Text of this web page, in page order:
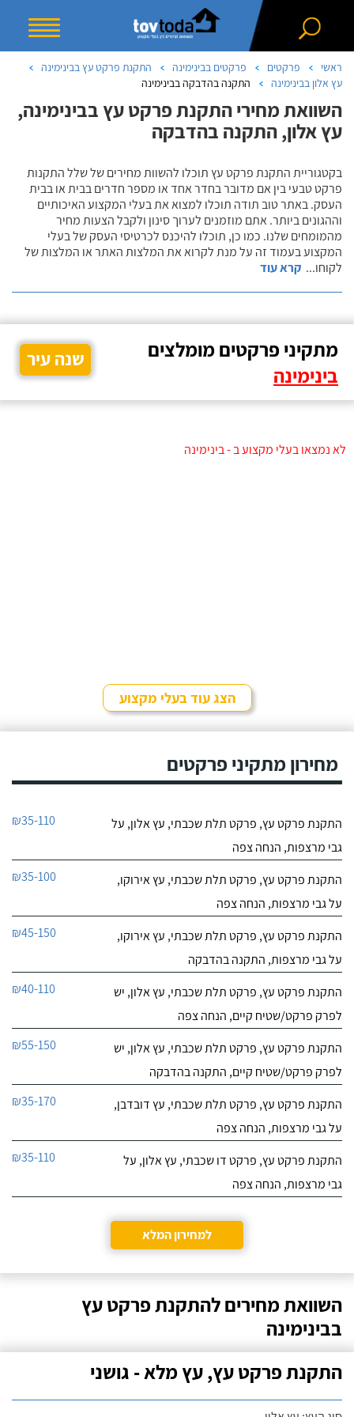
ראשי פרקטים פרקטים בבינימינה
התקנת פרקט עץ בבינימינה
עץ אלון בבינימינה
התקנה בהדבקה בבינימינה
השוואת מחירי התקנת פרקט עץ בבינימינה,
עץ אלון, התקנה בהדבקה
בקטגוריית התקנת פרקט עץ תוכלו להשוות מחירים של שלל התקנות
פרקט טבעי בין אם מדובר בחדר אחד או מספר חדרים בבית או בבית
העסק. באתר טוב תודה תוכלו למצוא את בעלי המקצוע האיכותיים
וההגונים ביותר. אתם מוזמנים לערוך סינון ולקבל הצעות מחיר
מהמומחים שלנו. כמו כן, תוכלו להיכנס לכרטיסי העסק של בעלי
המקצוע בעמוד זה על מנת לקרוא את המלצות האתר או המלצות של
לקוחו... קרא עוד
מתקיני פרקטים מומלצים
בינימינה
שנה עיר
לא נמצאו בעלי מקצוע ב - בינימינה
הצג עוד בעלי מקצוע
מחירון מתקיני פרקטים
התקנת פרקט עץ, פרקט תלת שכבתי, עץ אלון, על
גבי מרצפות, הנחה צפה
₪35-110
התקנת פרקט עץ, פרקט תלת שכבתי, עץ אירוקו,
על גבי מרצפות, הנחה צפה
₪35-100
התקנת פרקט עץ, פרקט תלת שכבתי, עץ אירוקו,
על גבי מרצפות, התקנה בהדבקה
₪45-150
התקנת פרקט עץ, פרקט תלת שכבתי, עץ אלון, יש
לפרק פרקט/שטיח קיים, הנחה צפה
₪40-110
התקנת פרקט עץ, פרקט תלת שכבתי, עץ אלון, יש
לפרק פרקט/שטיח קיים, התקנה בהדבקה
₪55-150
התקנת פרקט עץ, פרקט תלת שכבתי, עץ דובדבן,
על גבי מרצפות, הנחה צפה
₪35-170
התקנת פרקט עץ, פרקט דו שכבתי, עץ אלון, על
גבי מרצפות, הנחה צפה
₪35-110
למחירון המלא
השוואת מחירים להתקנת פרקט עץ
בבינימינה
התקנת פרקט עץ, עץ מלא - גושני